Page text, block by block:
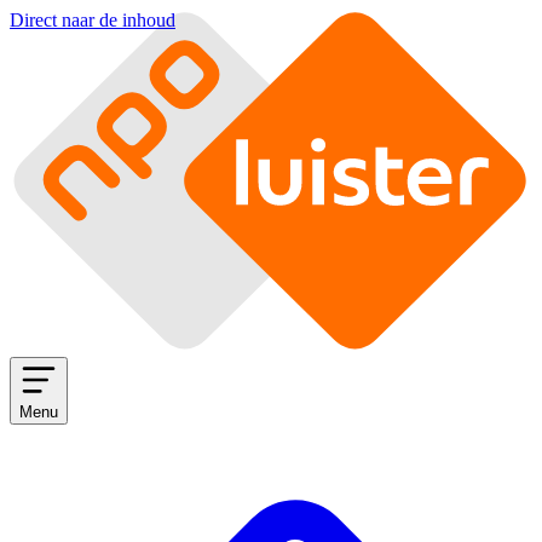
Direct naar de inhoud
Menu